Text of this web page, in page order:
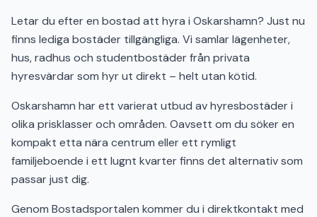
Letar du efter en bostad att hyra i Oskarshamn? Just nu
finns lediga bostäder tillgängliga. Vi samlar lägenheter,
hus, radhus och studentbostäder från privata
hyresvärdar som hyr ut direkt – helt utan kötid.
Oskarshamn har ett varierat utbud av hyresbostäder i
olika prisklasser och områden. Oavsett om du söker en
kompakt etta nära centrum eller ett rymligt
familjeboende i ett lugnt kvarter finns det alternativ som
passar just dig.
Genom Bostadsportalen kommer du i direktkontakt med